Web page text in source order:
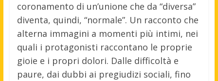
coronamento di un’unione che da “diversa”
diventa, quindi, “normale”. Un racconto che
alterna immagini a momenti più intimi, nei
quali i protagonisti raccontano le proprie
gioie e i propri dolori. Dalle difficoltà e
paure, dai dubbi ai pregiudizi sociali, fino